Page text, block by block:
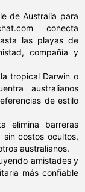
de Australia para
conecta
las playas de
compañía y
tropical Darwin o
australianos
de estilo
elimina barreras
sin costos ocultos,
australianos.
amistades y
más confiable